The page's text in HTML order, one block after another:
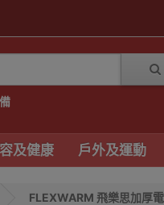
及健康 戶外及運動
FLEXWARM 飛樂思加厚